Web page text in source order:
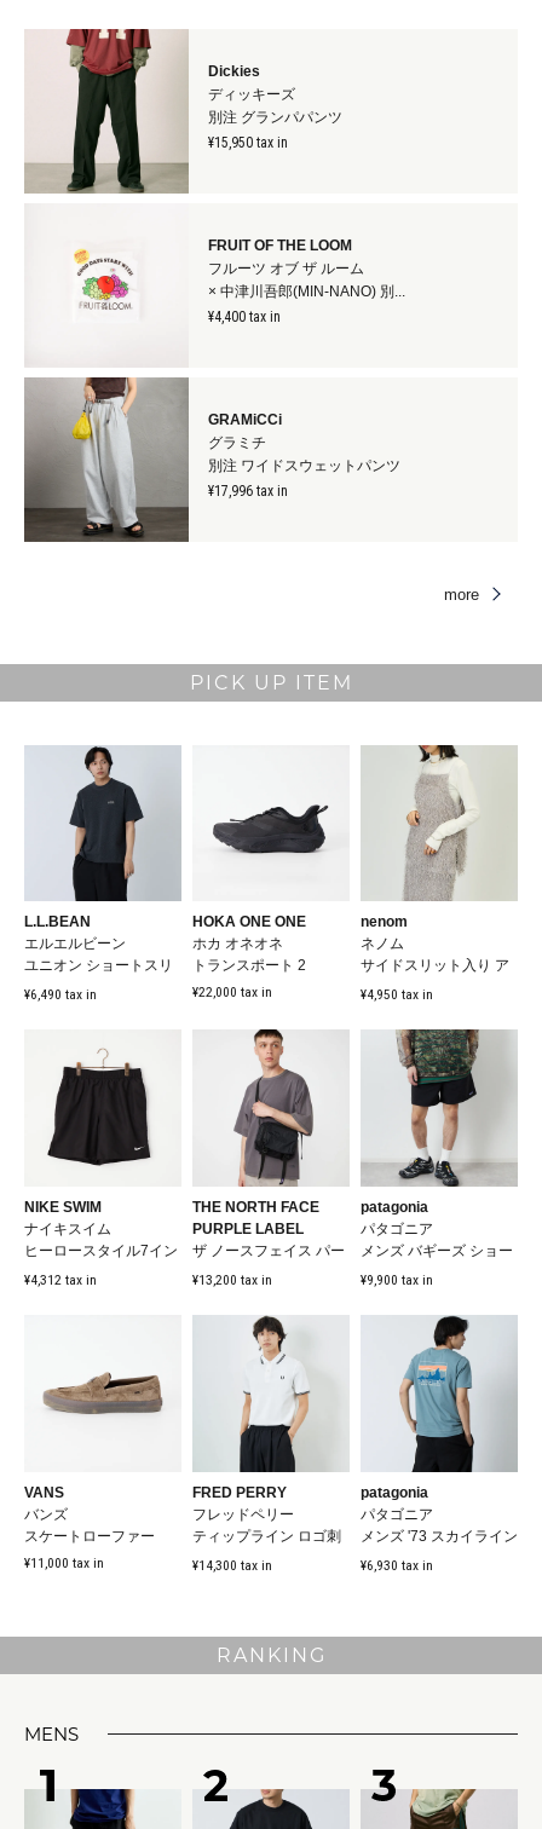
Dickies
ディッキーズ
別注 グランパパンツ
¥15,950 tax in
FRUIT OF THE LOOM
フルーツ オブ ザ ルーム
× 中津川吾郎(MIN-NANO) 別...
¥4,400 tax in
GRAMiCCi
グラミチ
別注 ワイドスウェットパンツ
¥17,996 tax in
more
PICK UP ITEM
L.L.BEAN
エルエルビーン
ユニオン ショートスリ
ーブ Tシャツ [6275-
¥6,490 tax in
HOKA ONE ONE
ホカ オネオネ
トランスポート 2
¥22,000 tax in
nenom
ネノム
サイドスリット入り ア
シンメトリーフェザー
¥4,950 tax in
NIKE SWIM
ナイキスイム
ヒーロースタイル7イン
チボレーショーツ
¥4,312 tax in
THE NORTH FACE
PURPLE LABEL
ザ ノースフェイス パー
プルレーベル
¥13,200 tax in
patagonia
パタゴニア
メンズ バギーズ ショー
ツ 5インチ
¥9,900 tax in
VANS
バンズ
スケートローファー
¥11,000 tax in
FRED PERRY
フレッドペリー
ティップライン ロゴ刺
繍ポロシャツ
¥14,300 tax in
patagonia
パタゴニア
メンズ '73 スカイライン
Tシャツ
¥6,930 tax in
RANKING
MENS